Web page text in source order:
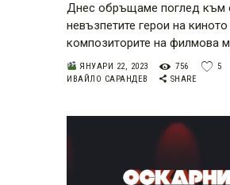
Днес обръщаме поглед към
невъзпетите герои на киното
композиторите на филмова
ЯНУАРИ 22, 2023 756 5
ИВАЙЛО САРАНДЕВ
SHARE